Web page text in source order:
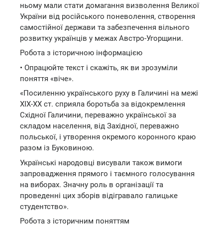
ньому мали стати домагання визволення Великої
України від російського поневолення, створення
самостійної держави та забезпечення вільного
розвитку українців у межах Австро-Угорщини.
Робота з історичною інформацією
• Опрацюйте текст і скажіть, як ви зрозуміли
поняття «віче».
«Посиленню українського руху в Галичині на межі
ХІХ-ХХ ст. сприяла боротьба за відокремлення
Східної Галичини, переважно української за
складом населення, від Західної, переважно
польської, і утворення окремого коронного краю
разом із Буковиною.
Українські народовці висували також вимоги
запровадження прямого і таємного голосування
на виборах. Значну роль в організації та
проведенні цих зборів відігравало галицьке
студентство».
Робота з історичним поняттям